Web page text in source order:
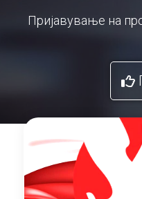
Пријавување на